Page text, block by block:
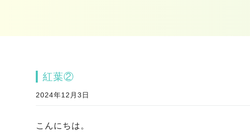
紅葉②
2024年12月3日
こんにちは。